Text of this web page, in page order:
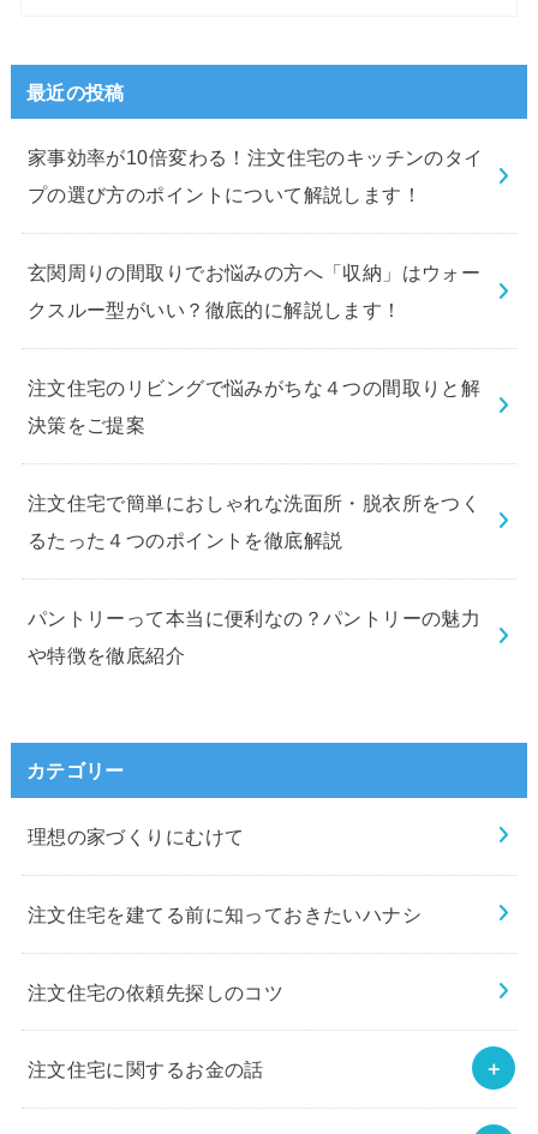
最近の投稿
家事効率が10倍変わる！注文住宅のキッチンのタイ
プの選び方のポイントについて解説します！
玄関周りの間取りでお悩みの方へ「収納」はウォー
クスルー型がいい？徹底的に解説します！
注文住宅のリビングで悩みがちな４つの間取りと解
決策をご提案
注文住宅で簡単におしゃれな洗面所・脱衣所をつく
るたった４つのポイントを徹底解説
パントリーって本当に便利なの？パントリーの魅力
や特徴を徹底紹介
カテゴリー
理想の家づくりにむけて
注文住宅を建てる前に知っておきたいハナシ
注文住宅の依頼先探しのコツ
注文住宅に関するお金の話